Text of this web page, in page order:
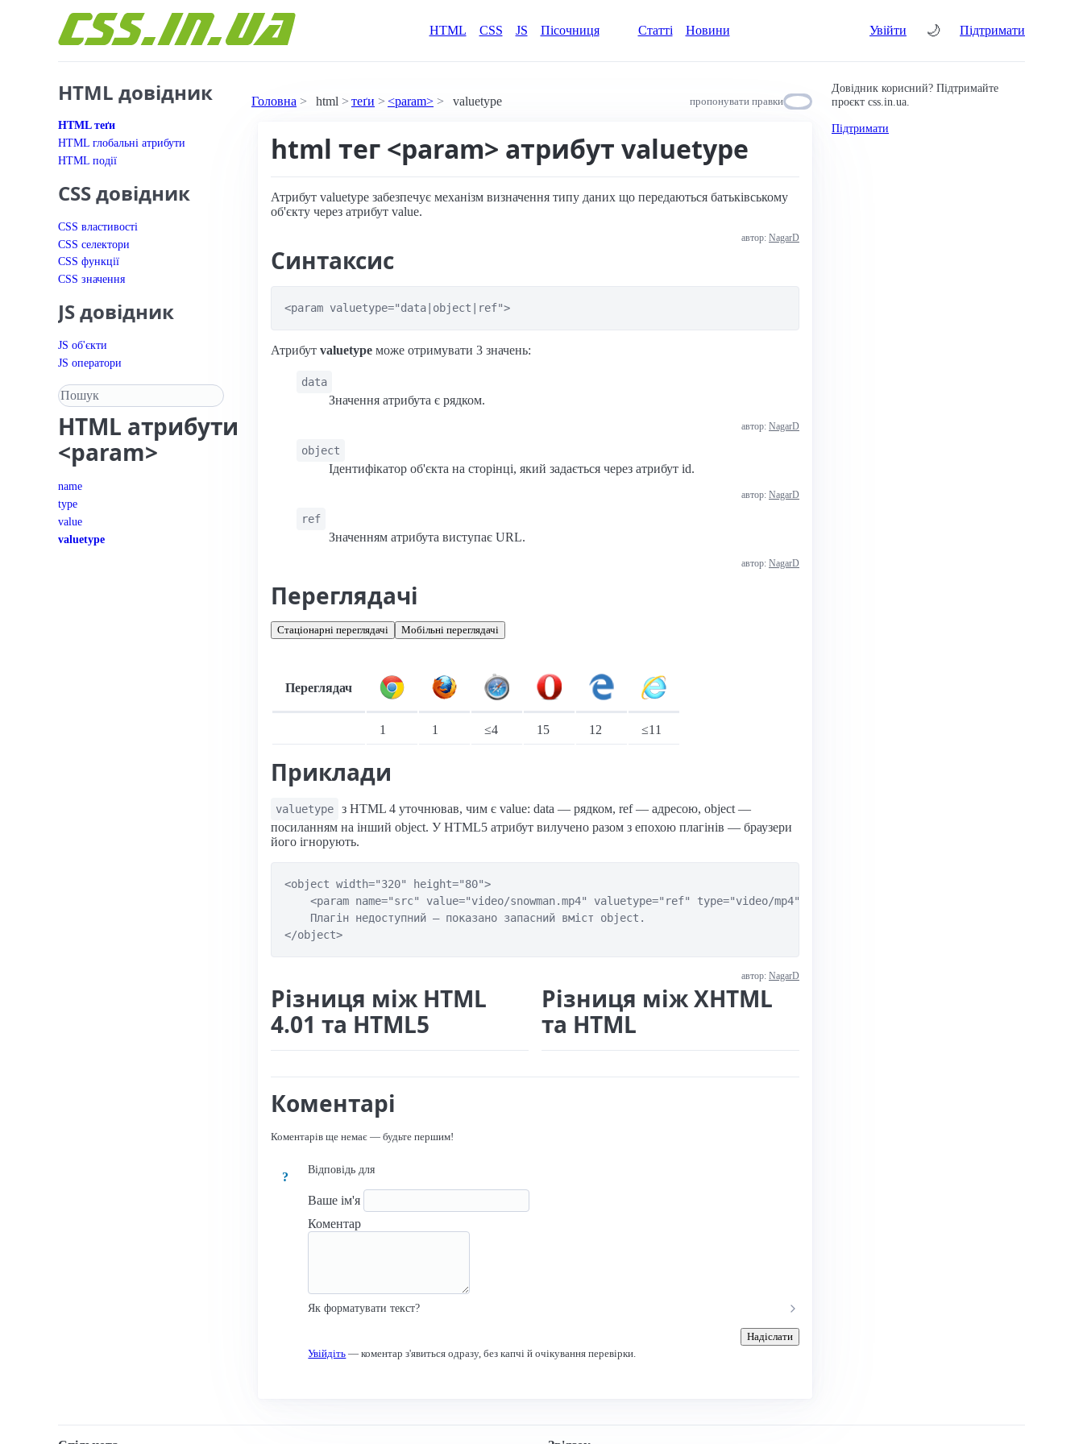
HTML
CSS JS Пісочниця Статті Новини Увійти 🌙 Підтримати
HTML довідник
HTML теґи
HTML глобальні атрибути
HTML події
CSS довідник
CSS властивості
CSS селектори
CSS функції
CSS значення
JS довідник
JS об'єкти
JS оператори
Пошук у довіднику
HTML атрибути
<param>
name
type
value
valuetype
Головна html теґи <param> valuetype пропонувати правки
html тег <param> атрибут valuetype
Атрибут valuetype забезпечує механізм визначення типу даних що передаються батьківському
об'єкту через атрибут value.
автор: NagarD
Синтаксис
<param valuetype="data|object|ref">
Атрибут valuetype може отримувати 3 значень:
data
Значення атрибута є рядком.
автор: NagarD
object
Ідентифікатор об'єкта на сторінці, який задається через атрибут id.
автор: NagarD
ref
Значенням атрибута виступає URL.
автор: NagarD
Переглядачі
Стаціонарні переглядачі Мобільні переглядачі
Переглядач
1 1 ≤4 15 12 ≤11
Приклади
valuetype
з HTML 4 уточнював, чим є value: data — рядком, ref — адресою, object —
посиланням на інший object. У HTML5 атрибут вилучено разом з епохою плагінів — браузери
його ігнорують.
<object width="320" height="80">
    <param name="src" value="video/snowman.mp4" valuetype="ref" type="video/mp4">
    Плагін недоступний — показано запасний вміст object.
</object>
автор: NagarD
Різниця між HTML
4.01 та HTML5
Різниця між XHTML
та HTML
Коментарі
Коментарів ще немає — будьте першим!
?
Відповідь для
Ваше ім'я
Коментар
Як форматувати текст?
Надіслати
Увійдіть — коментар з'явиться одразу, без капчі й очікування перевірки.
Довідник корисний? Підтримайте
проєкт css.in.ua.
Підтримати